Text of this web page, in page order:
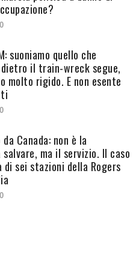
0
suoniamo quello che
il train-wreck segue,
molto rigido. E non esente
0
Canada: non è la
ma il servizio. Il caso
di sei stazioni della Rogers
0